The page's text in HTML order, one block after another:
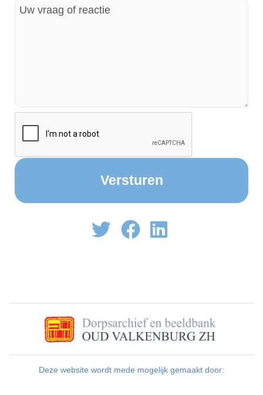
Deze website wordt mede mogelijk gemaakt door: